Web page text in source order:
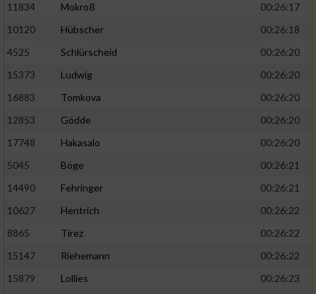
11834
Mokroß
00:26:17
10120
Hübscher
00:26:18
4525
Schlürscheid
00:26:20
15373
Ludwig
00:26:20
16883
Tomkova
00:26:20
12853
Gödde
00:26:20
17748
Hakasalo
00:26:20
5045
Böge
00:26:21
14490
Fehringer
00:26:21
10627
Hentrich
00:26:22
8865
Tirez
00:26:22
15147
Riehemann
00:26:22
15879
Lollies
00:26:23